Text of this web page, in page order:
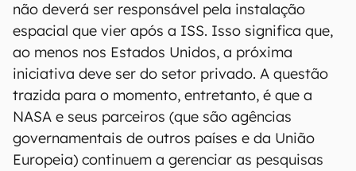
não deverá ser responsável pela instalação
espacial que vier após a ISS. Isso significa que,
ao menos nos Estados Unidos, a próxima
iniciativa deve ser do setor privado. A questão
trazida para o momento, entretanto, é que a
NASA e seus parceiros (que são agências
governamentais de outros países e da União
Europeia) continuem a gerenciar as pesquisas